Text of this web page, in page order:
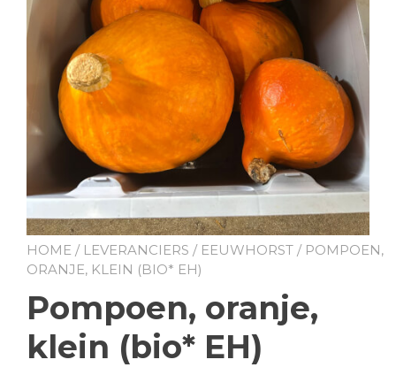
HOME / LEVERANCIERS / EEUWHORST / POMPOEN,
ORANJE, KLEIN (BIO* EH)
Pompoen, oranje,
klein (bio* EH)